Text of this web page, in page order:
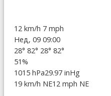
12 km/h 7 mph
Нед, 09 09:00
28° 82° 28° 82°
51%
1015 hPa29.97 inHg
19 km/h NE12 mph NE